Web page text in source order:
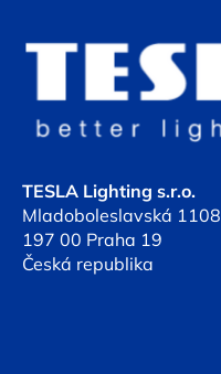
TESLA Lighting s.r.o.
Mladoboleslavská 1108
197 00 Praha 19
Česká republika